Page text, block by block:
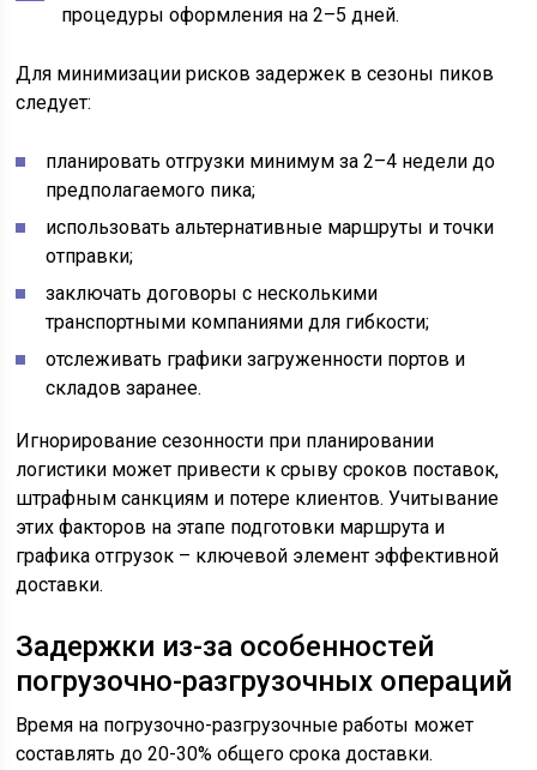
процедуры оформления на 2–5 дней.
Для минимизации рисков задержек в сезоны пиков
следует:
планировать отгрузки минимум за 2–4 недели до
предполагаемого пика;
использовать альтернативные маршруты и точки
отправки;
заключать договоры с несколькими
транспортными компаниями для гибкости;
отслеживать графики загруженности портов и
складов заранее.
Игнорирование сезонности при планировании
логистики может привести к срыву сроков поставок,
штрафным санкциям и потере клиентов. Учитывание
этих факторов на этапе подготовки маршрута и
графика отгрузок – ключевой элемент эффективной
доставки.
Задержки из-за особенностей
погрузочно-разгрузочных операций
Время на погрузочно-разгрузочные работы может
составлять до 20-30% общего срока доставки.